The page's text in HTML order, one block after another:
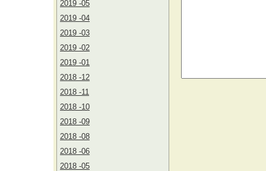
2019 -05
2019 -04
2019 -03
2019 -02
2019 -01
2018 -12
2018 -11
2018 -10
2018 -09
2018 -08
2018 -06
2018 -05